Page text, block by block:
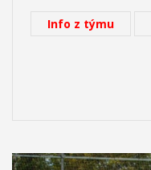
Info z týmu